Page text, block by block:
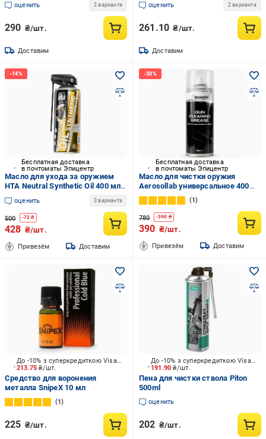
оценить 2 варианта
290 ₴/шт.
Доставим
оценить 2 варианта
261.10 ₴/шт.
Доставим
Бесплатная доставка
в почтоматы Эпицентр
Масло для ухода за оружием
HTA Neutral Synthetic Oil 400 мл
(6007551)
оценить 3 варианта
500 -72 ₴
428 ₴/шт.
Привезём Доставим
Бесплатная доставка
в почтоматы Эпицентр
Масло для чистки оружия
Aerosollab универсальное 400
мл (433737020)
1
780 -390 ₴
390 ₴/шт.
Привезём Доставим
213.75₴/шт.
До -10% з суперкредиткою Visa Вигода
Средство для воронения
металла SnipeX 10 мл
1
225 ₴/шт.
191.90₴/шт.
До -10% з суперкредиткою Visa Вигода
Пена для чистки ствола Piton
500ml
оценить
202 ₴/шт.